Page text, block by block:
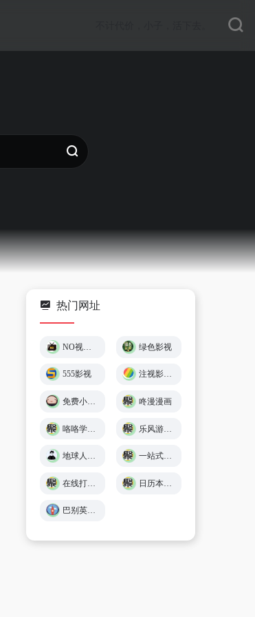
热门网址
绿色影视
555影视 注视影视 - 免费在线观影
免费小游戏在线玩 🕹️ 小猪秒玩 咚漫漫画
地球人导航 - 探索全网优质免费资源 一站式在线工具服务平台 - 工具派
巴别英语 - 英语听力练习,看美剧学英语